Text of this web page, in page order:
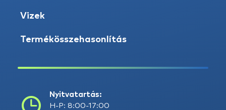
Vizek
Termékösszehasonlítás
Nyitvatartás:
H-P: 8:00-17:00